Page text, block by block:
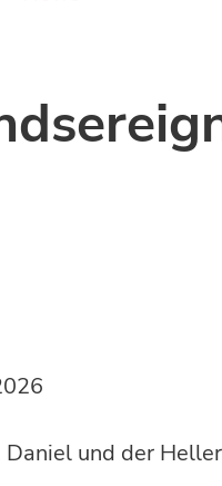
1. Mai 2026
Daniel und der